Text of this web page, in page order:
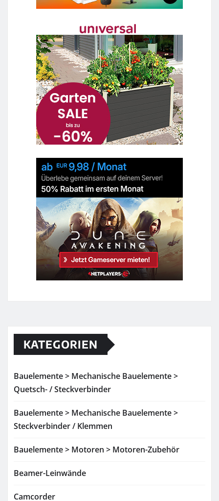
KATEGORIEN
Bauelemente > Mechanische Bauelemente >
Quetsch- / Steckverbinder
Bauelemente > Mechanische Bauelemente >
Steckverbinder / Klemmen
Bauelemente > Motoren > Motoren-Zubehör
Beamer-Leinwände
Camcorder